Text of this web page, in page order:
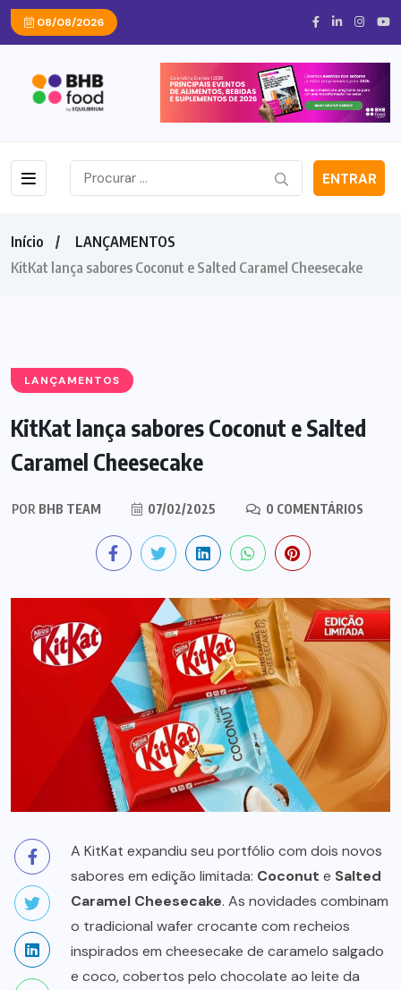
08/08/2026
ENTRAR
Início
LANÇAMENTOS
KitKat lança sabores Coconut e Salted Caramel Cheesecake
LANÇAMENTOS
KitKat lança sabores Coconut e Salted
Caramel Cheesecake
POR BHB TEAM 07/02/2025 0 COMENTÁRIOS
A KitKat expandiu seu portfólio com dois novos
sabores em edição limitada: Coconut e Salted
Caramel Cheesecake. As novidades combinam
o tradicional wafer crocante com recheios
inspirados em cheesecake de caramelo salgado
e coco, cobertos pelo chocolate ao leite da